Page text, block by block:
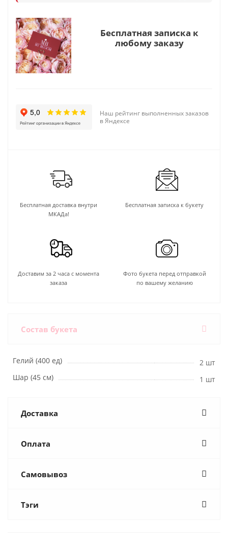
Бесплатная записка к
любому заказу
Наш рейтинг выполненных заказов
в Яндексе
Бесплатная доставка внутри
МКАДа!
Бесплатная записка к букету
Доставим за 2 часа с момента
заказа
Фото букета перед отправкой
по вашему желанию
Состав букета
Гелий (400 ед)
2 шт
Шар (45 см)
1 шт
Доставка
Оплата
Самовывоз
Тэги